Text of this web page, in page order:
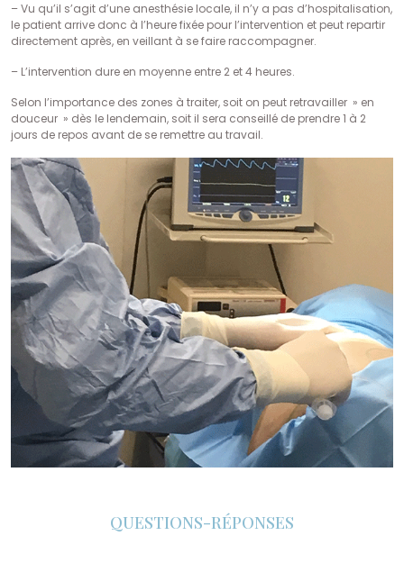
– Vu qu’il s’agit d’une anesthésie locale, il n’y a pas d’hospitalisation,
le patient arrive donc à l’heure fixée pour l’intervention et peut repartir
directement après, en veillant à se faire raccompagner.
– L’intervention dure en moyenne entre 2 et 4 heures.
Selon l’importance des zones à traiter, soit on peut retravailler » en
douceur » dès le lendemain, soit il sera conseillé de prendre 1 à 2
jours de repos avant de se remettre au travail.
QUESTIONS-RÉPONSES